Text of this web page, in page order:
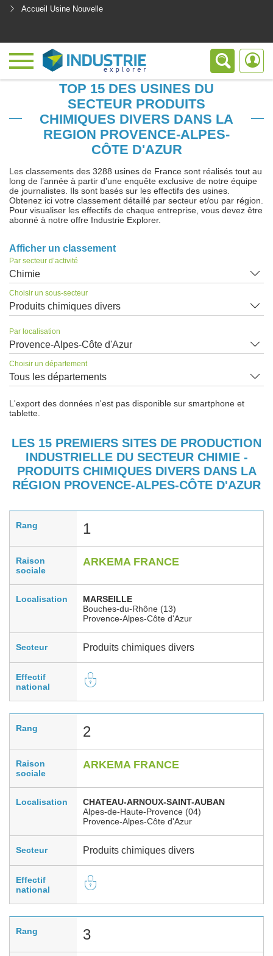
Accueil Usine Nouvelle
TOP 15 DES USINES DU
SECTEUR PRODUITS
CHIMIQUES DIVERS DANS LA
REGION PROVENCE-ALPES-
CÔTE D'AZUR
Les classements des 3288 usines de France sont réalisés tout au
long de l’année à partir d’une enquête exclusive de notre équipe
de journalistes. Ils sont basés sur les effectifs des usines.
Obtenez ici votre classement détaillé par secteur et/ou par région.
Pour visualiser les effectifs de chaque entreprise, vous devez être
abonné à notre offre Industrie Explorer.
Afficher un classement
Par secteur d’activité
Chimie
Choisir un sous-secteur
Produits chimiques divers
Par localisation
Provence-Alpes-Côte d'Azur
Choisir un département
Tous les départements
L'export des données n'est pas disponible sur smartphone et
tablette.
LES 15 PREMIERS SITES DE PRODUCTION
INDUSTRIELLE DU SECTEUR CHIMIE -
PRODUITS CHIMIQUES DIVERS DANS LA
RÉGION PROVENCE-ALPES-CÔTE D'AZUR
Rang 1
Raison
sociale
ARKEMA FRANCE
Localisation
MARSEILLE
Bouches-du-Rhône (13)
Provence-Alpes-Côte d'Azur
Secteur Produits chimiques divers
Effectif
national
Rang 2
Raison
sociale
ARKEMA FRANCE
Localisation
CHATEAU-ARNOUX-SAINT-AUBAN
Alpes-de-Haute-Provence (04)
Provence-Alpes-Côte d'Azur
Secteur Produits chimiques divers
Effectif
national
Rang 3